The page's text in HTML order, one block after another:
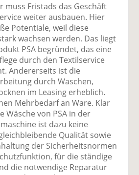
muss Fristads das Geschäft
weiter ausbauen. Hier
Potentiale, weil diese
wachsen werden. Das liegt
PSA begründet, das eine
durch den Textilservice
Andererseits ist die
durch Waschen,
im Leasing erheblich.
Mehrbedarf an Ware. Klar
Wäsche von PSA in der
ist dazu keine
Qualität sowie
der Sicherheitsnormen
für die ständige
die notwendige Reparatur